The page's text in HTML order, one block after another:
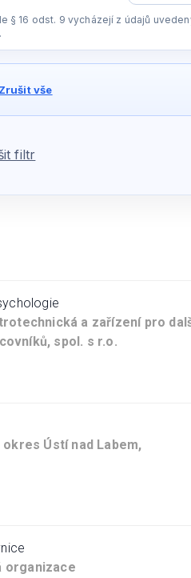
§ 16 odst. 9 vycházejí z údajů
Zrušit vše
filtr
a zařízení pro
spol. s r.o.
Ústí nad Labem,
organizace